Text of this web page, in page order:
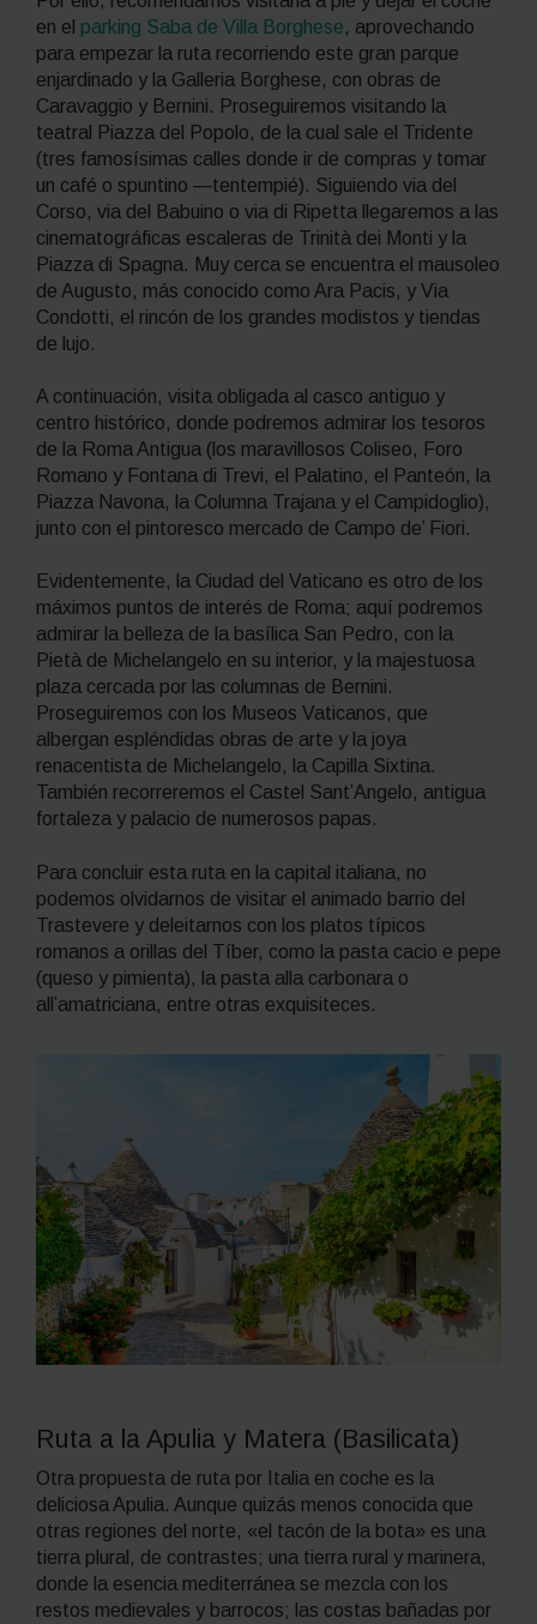
en el parking Saba de Villa Borghese, aprovechando
para empezar la ruta recorriendo este gran parque
enjardinado y la Galleria Borghese, con obras de
Caravaggio y Bernini. Proseguiremos visitando la
teatral Piazza del Popolo, de la cual sale el Tridente
(tres famosísimas calles donde ir de compras y tomar
un café o spuntino —tentempié). Siguiendo via del
Corso, via del Babuino o via di Ripetta llegaremos a las
cinematográficas escaleras de Trinità dei Monti y la
Piazza di Spagna. Muy cerca se encuentra el mausoleo
de Augusto, más conocido como Ara Pacis, y Via
Condotti, el rincón de los grandes modistos y tiendas
de lujo.
A continuación, visita obligada al casco antiguo y
centro histórico, donde podremos admirar los tesoros
de la Roma Antigua (los maravillosos Coliseo, Foro
Romano y Fontana di Trevi, el Palatino, el Panteón, la
Piazza Navona, la Columna Trajana y el Campidoglio),
junto con el pintoresco mercado de Campo de’ Fiori.
Evidentemente, la Ciudad del Vaticano es otro de los
máximos puntos de interés de Roma; aquí podremos
admirar la belleza de la basílica San Pedro, con la
Pietà de Michelangelo en su interior, y la majestuosa
plaza cercada por las columnas de Bernini.
Proseguiremos con los Museos Vaticanos, que
albergan espléndidas obras de arte y la joya
renacentista de Michelangelo, la Capilla Sixtina.
También recorreremos el Castel Sant’Angelo, antigua
fortaleza y palacio de numerosos papas.
Para concluir esta ruta en la capital italiana, no
podemos olvidarnos de visitar el animado barrio del
Trastevere y deleitarnos con los platos típicos
romanos a orillas del Tíber, como la pasta cacio e pepe
(queso y pimienta), la pasta alla carbonara o
all’amatriciana, entre otras exquisiteces.
Ruta a la Apulia y Matera (Basilicata)
Otra propuesta de ruta por Italia en coche es la
deliciosa Apulia. Aunque quizás menos conocida que
otras regiones del norte, «el tacón de la bota» es una
tierra plural, de contrastes; una tierra rural y marinera,
donde la esencia mediterránea se mezcla con los
restos medievales y barrocos; las costas bañadas por